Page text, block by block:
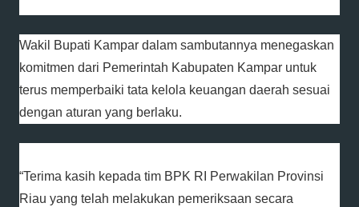
Wakil Bupati Kampar dalam sambutannya menegaskan
komitmen dari Pemerintah Kabupaten Kampar untuk
terus memperbaiki tata kelola keuangan daerah sesuai
dengan aturan yang berlaku.
“Terima kasih kepada tim BPK RI Perwakilan Provinsi
Riau yang telah melakukan pemeriksaan secara